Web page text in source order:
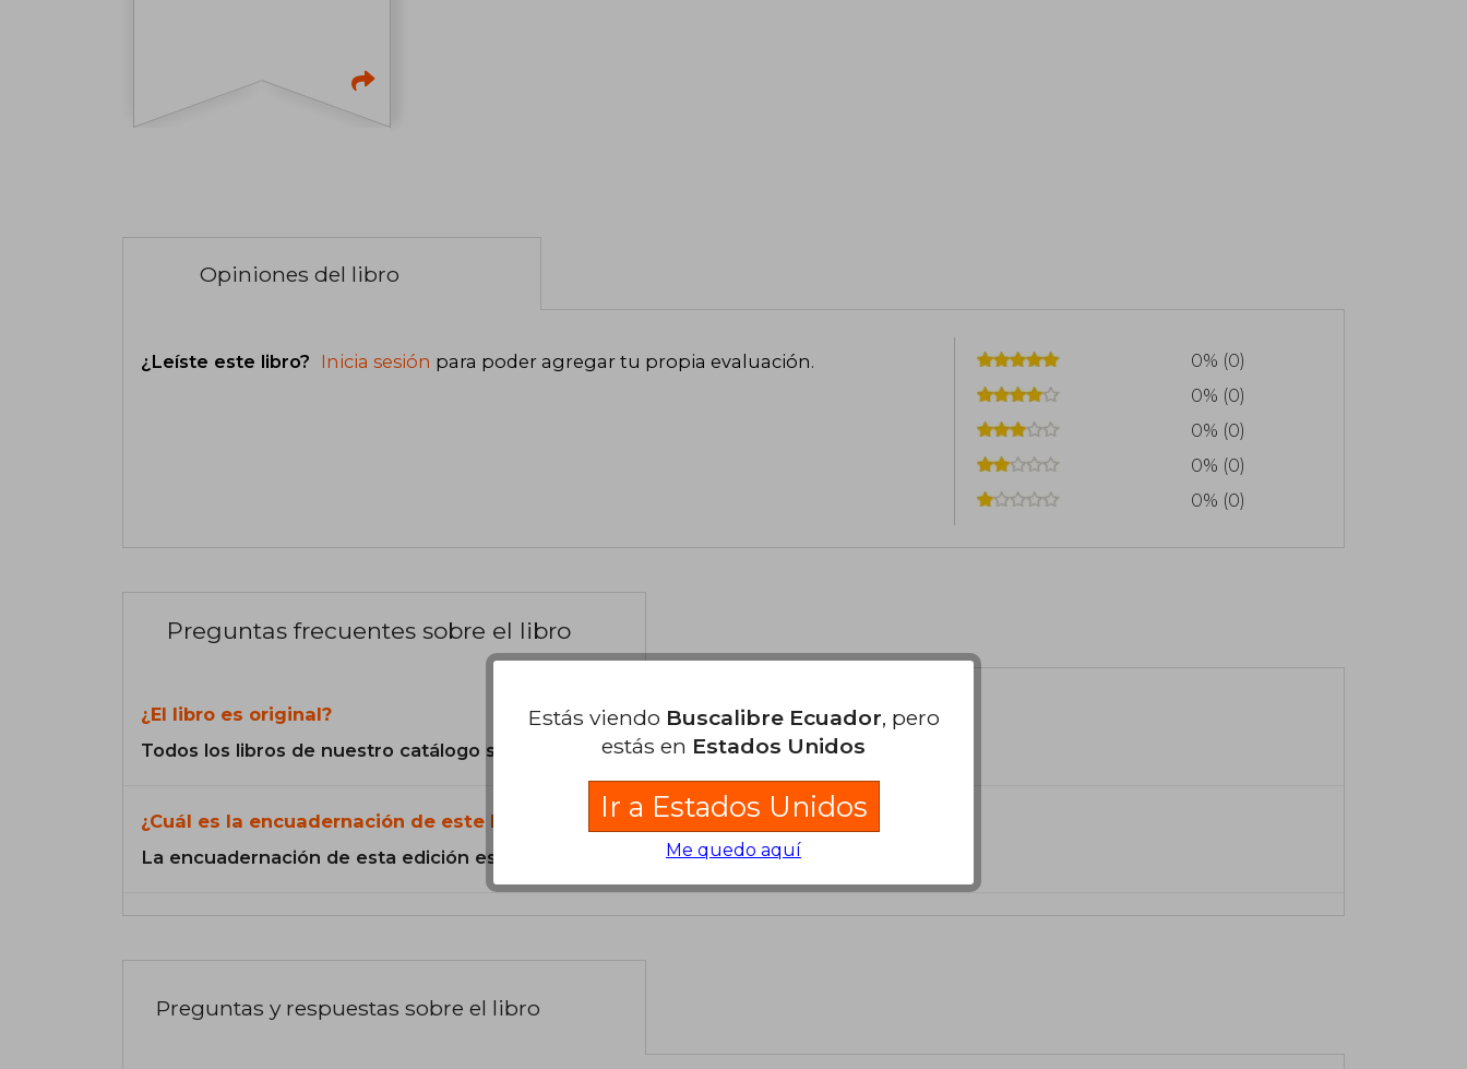
Opiniones del libro
¿Leíste este libro? Inicia sesión para poder agregar tu propia evaluación.
0% (0)
0% (0)
0% (0)
0% (0)
0% (0)
Preguntas frecuentes sobre el libro
¿El libro es original?
Todos los libros de nuestro catálogo son Originales.
¿Cuál es la encuadernación de este libro?
La encuadernación de esta edición es Tapa Blanda.
Preguntas y respuestas sobre el libro
Estás viendo Buscalibre Ecuador, pero
estás en Estados Unidos
Ir a Estados Unidos
Me quedo aquí